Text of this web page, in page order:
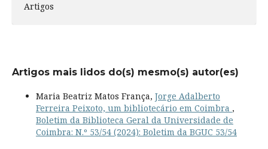
Artigos
Artigos mais lidos do(s) mesmo(s) autor(es)
Maria Beatriz Matos França, Jorge Adalberto
Ferreira Peixoto, um bibliotecário em Coimbra ,
Boletim da Biblioteca Geral da Universidade de
Coimbra: N.º 53/54 (2024): Boletim da BGUC 53/54